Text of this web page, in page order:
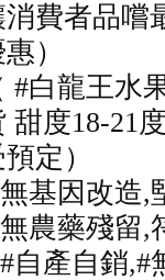
消費者品嚐
）
#白龍王水
甜度18-21
定）
基因改造,
農藥殘留,
自產自銷,#